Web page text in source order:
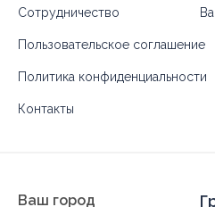
Сотрудничество
Пользовательское соглашение
Политика конфиденциальности
Контакты
Ваш город